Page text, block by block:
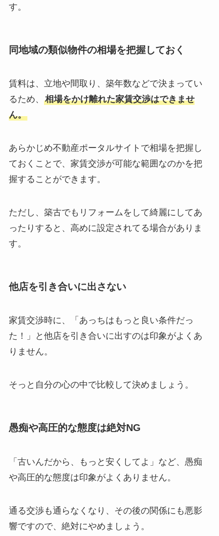
す。
同地域の類似物件の相場を把握しておく
賃料は、立地や間取り、築年数などで決まってい
るため、 相場をかけ離れた家賃交渉はできませ
ん。
あらかじめ不動産ポータルサイトで相場を把握し
ておくことで、家賃交渉が可能な範囲なのかを把
握することができます。
ただし、築古でもリフォームをして綺麗にしてあ
ったりすると、高めに設定されてる場合がありま
す。
他店を引き合いに出さない
家賃交渉時に、「あっちはもっと良い条件だっ
た！」と他店を引き合いに出すのは印象がよくあ
りません。
そっと自分の心の中で比較して決めましょう。
愚痴や高圧的な態度は絶対NG
「古いんだから、もっと安くしてよ」など、愚痴
や高圧的な態度は印象がよくありません。
通る交渉も通らなくなり、その後の関係にも悪影
響ですので、絶対にやめましょう。